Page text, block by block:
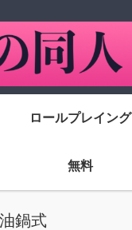
ロールプレイング
無料
鍋式